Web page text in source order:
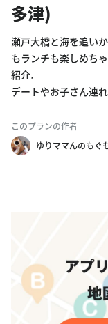
多津)
瀬戸大橋と海を追い
もランチも楽しめち
紹介♩
デートやお子さん連
このプランの作者
ゆりママんのもぐ